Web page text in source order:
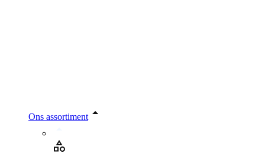
Ons assortiment